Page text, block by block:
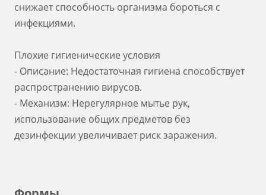
снижает способность организма бороться с
инфекциями.
Плохие гигиенические условия
- Описание: Недостаточная гигиена способствует
распространению вирусов.
- Механизм: Нерегулярное мытье рук,
использование общих предметов без
дезинфекции увеличивает риск заражения.